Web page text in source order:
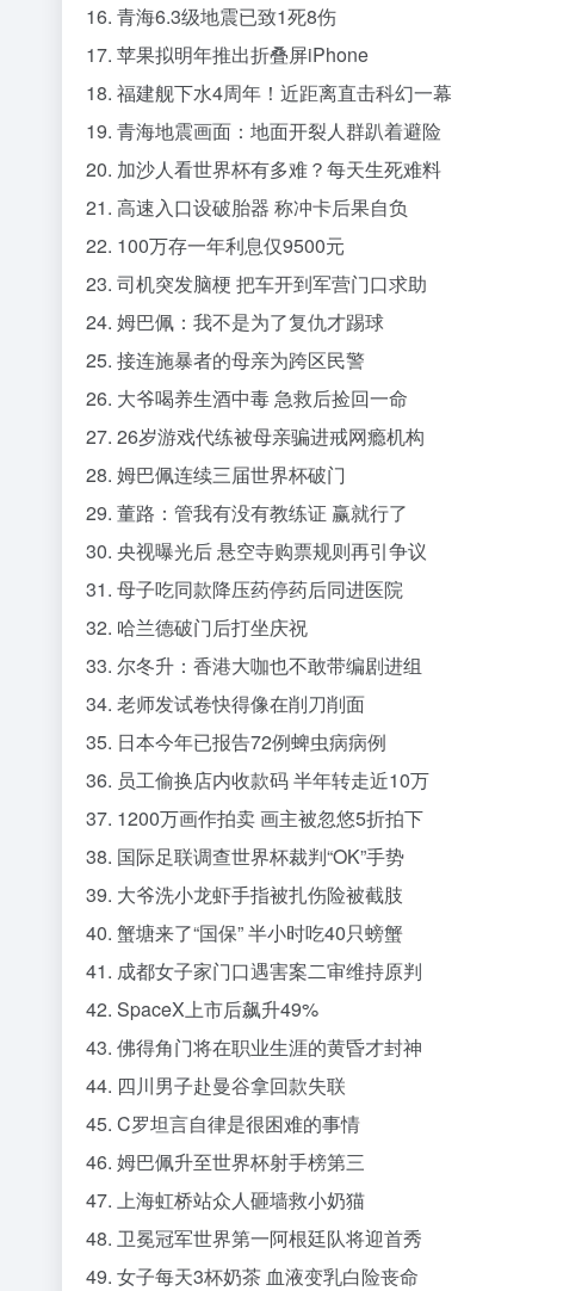
16. 青海6.3级地震已致1死8伤
17. 苹果拟明年推出折叠屏iPhone
18. 福建舰下水4周年！近距离直击科幻一幕
19. 青海地震画面：地面开裂人群趴着避险
20. 加沙人看世界杯有多难？每天生死难料
21. 高速入口设破胎器 称冲卡后果自负
22. 100万存一年利息仅9500元
23. 司机突发脑梗 把车开到军营门口求助
24. 姆巴佩：我不是为了复仇才踢球
25. 接连施暴者的母亲为跨区民警
26. 大爷喝养生酒中毒 急救后捡回一命
27. 26岁游戏代练被母亲骗进戒网瘾机构
28. 姆巴佩连续三届世界杯破门
29. 董路：管我有没有教练证 赢就行了
30. 央视曝光后 悬空寺购票规则再引争议
31. 母子吃同款降压药停药后同进医院
32. 哈兰德破门后打坐庆祝
33. 尔冬升：香港大咖也不敢带编剧进组
34. 老师发试卷快得像在削刀削面
35. 日本今年已报告72例蜱虫病病例
36. 员工偷换店内收款码 半年转走近10万
37. 1200万画作拍卖 画主被忽悠5折拍下
38. 国际足联调查世界杯裁判“OK”手势
39. 大爷洗小龙虾手指被扎伤险被截肢
40. 蟹塘来了“国保” 半小时吃40只螃蟹
41. 成都女子家门口遇害案二审维持原判
42. SpaceX上市后飙升49%
43. 佛得角门将在职业生涯的黄昏才封神
44. 四川男子赴曼谷拿回款失联
45. C罗坦言自律是很困难的事情
46. 姆巴佩升至世界杯射手榜第三
47. 上海虹桥站众人砸墙救小奶猫
48. 卫冕冠军世界第一阿根廷队将迎首秀
49. 女子每天3杯奶茶 血液变乳白险丧命